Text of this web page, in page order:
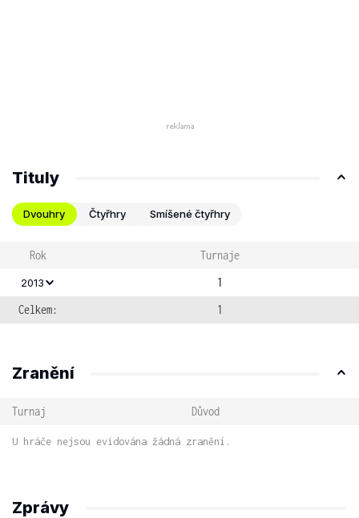
Tituly
Dvouhry Čtyřhry Smíšené čtyřhry
Rok Turnaje
2013
1
Celkem:
1
Zranění
Turnaj Důvod
U hráče nejsou evidována žádná zranění.
Zprávy